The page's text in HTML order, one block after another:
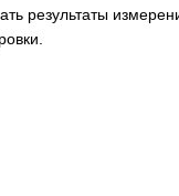
результаты